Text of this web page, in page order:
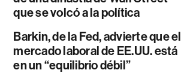
que se volcó a la política
Barkin, de la Fed, advierte que el
mercado laboral de EE.UU. está
en un “equilibrio débil”